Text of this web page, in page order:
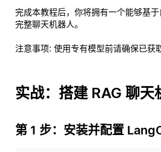
完成本教程后，你将拥有一个能够基
完整聊天机器人。
注意事项: 使用专有模型前请确保已获
实战：搭建 RAG 聊天
第 1 步：安装并配置